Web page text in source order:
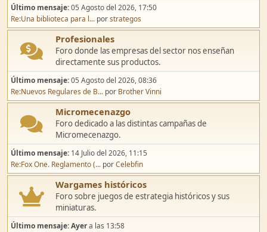
Último mensaje:05 Agosto del 2026, 17:50
Re:Una biblioteca para l... porstrategos
Profesionales
Foro donde las empresas del sector nos enseñan
directamente sus productos.
Último mensaje:05 Agosto del 2026, 08:36
Re:Nuevos Regulares de B... por Brother Vinni
Micromecenazgo
Foro dedicado a las distintas campañas de
Micromecenazgo.
Último mensaje: 14 Julio del 2026, 11:15
Re:Fox One. Reglamento (... porCelebfin
Wargames históricos
Foro sobre juegos de estrategia históricos y sus
miniaturas.
Último mensaje:Ayera las 13:58